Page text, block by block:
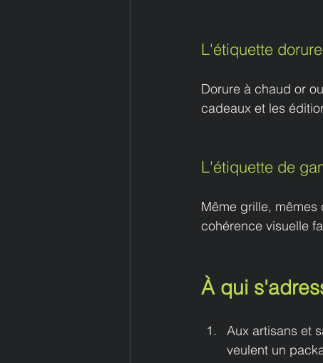
L'étiquette
Dorure à chaud or
cadeaux et les
L'étiquette de
Même grille,
cohérence visuelle
À qui
Aux artisans et
veulent un